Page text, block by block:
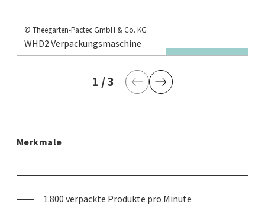
© Theegarten-Pactec GmbH & Co. KG
WHD2 Verpackungsmaschine
1 aktuelle Seite
/3 letzte Seite
Vorherige Seite
Nächste Seite
Merkmale
1.800 verpackte Produkte pro Minute